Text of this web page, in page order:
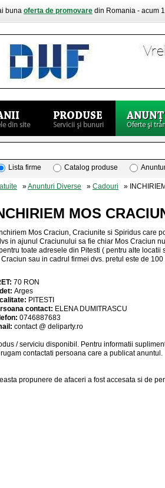
buna oferta de promovare din Romania - acum
Lista firme Catalog produse
»Anunturi Diverse » Cadouri »
MOS
Mos Craciun, Craciunite si Spiridus care
in ajunul Craciunului sa fie chiar Mos Craciun
toate adresele din Pitesti ( pentru alte
sau in cadrul firmei dvs. pretul este de
70 RON
Arges
PITESTI
contact: ELENA DUMITRASCU
0746887683
contact @ deliparty.ro
/ serviciu disponibil . Pentru informatii
contactati persoana care a publicat anuntul.
propunere de afaceri a fost accesata si de